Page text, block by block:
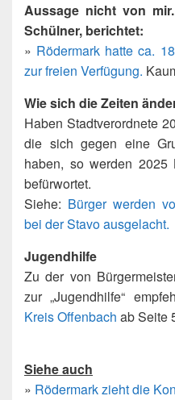
Aussage nicht von
Schülner, berichtet:
» Rödermark hatte ca.
zur freien Verfügung.
Wie sich die Zeiten
Haben Stadtverordnete
die sich gegen eine
haben, so werden 2025
befürwortet.
Siehe: Bürger werden
bei der Stavo ausgelacht.
Jugendhilfe
Zu der von
zur „Jugendhilfe“
Kreis Offenbach ab Seite
Siehe auch
» Rödermark zieht die